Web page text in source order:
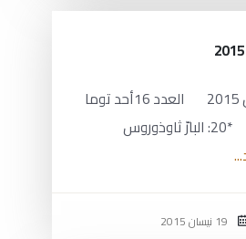
الأحد 19 نيسان 2015 العدد 16أحد توما
الإيوثينا الأولى *20: البارّ ثاوذوروس